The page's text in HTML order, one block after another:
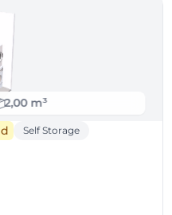
2,00 m³
Self Storage